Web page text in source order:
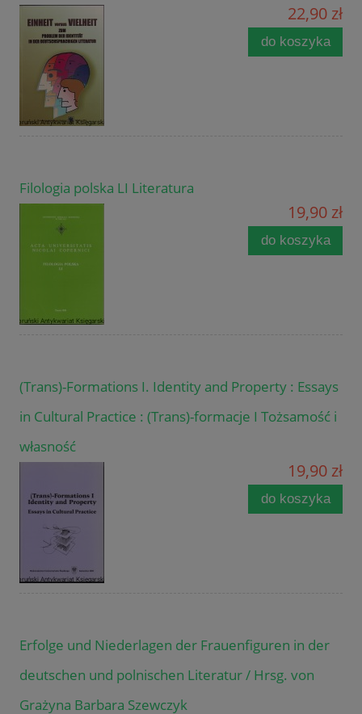
22,90 zł
do koszyka
Filologia polska LI Literatura
19,90 zł
do koszyka
(Trans)-Formations I. Identity and Property : Essays
in Cultural Practice : (Trans)-formacje I Tożsamość i
własność
19,90 zł
do koszyka
Erfolge und Niederlagen der Frauenfiguren in der
deutschen und polnischen Literatur / Hrsg. von
Grażyna Barbara Szewczyk